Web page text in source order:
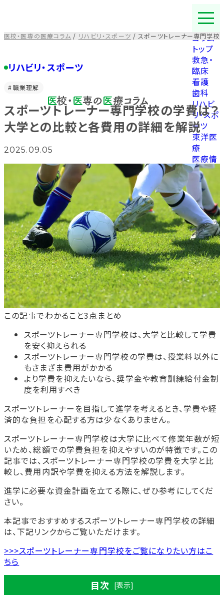
テ
ン
を
ス
キ
プ
す
る
コラム
トップ
救急・
臨床
看護
歯科
リハビ
リ・スポ
ーツ
東洋医
療
医療情
報
福祉
医校・医専の医療コラム / リハビリ・スポーツ / スポーツトレーナー専門学
リハビリ・スポーツ
職業理解
スポーツトレーナー専門学校の学費は？
大学との比較と各費用の詳細を解説
2025.09.05
この記事でわかること3点まとめ
スポーツトレーナー専門学校は、大学と比較して学費
を安く抑えられる
スポーツトレーナー専門学校の学費は、授業料以外に
もさまざま費用がかかる
より学費を抑えたいなら、奨学金や教育訓練給付金制
度を利用すべき
スポーツトレーナーを目指して進学を考えるとき、学費や経
済的な負担を心配する方は少なくありません。
スポーツトレーナー専門学校は大学に比べて修業年数が短
いため、総額での学費負担を抑えやすいのが特徴です。この
記事では、スポーツトレーナー専門学校の学費を大学と比
較し、費用内訳や学費を抑える方法を解説します。
進学に必要な資金計画を立てる際に、ぜひ参考にしてくだ
さい。
本記事でおすすめするスポーツトレーナー専門学校の詳細
は、下記リンクからご覧いただけます。
>>>スポーツトレーナー専門学校をご覧になりたい方はこ
ちら
目次 [表示]